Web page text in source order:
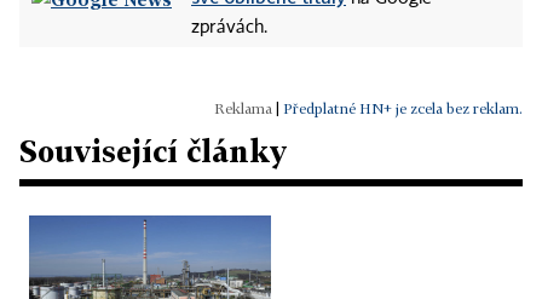
zprávách.
Předplatné HN+ je zcela bez reklam.
Související články